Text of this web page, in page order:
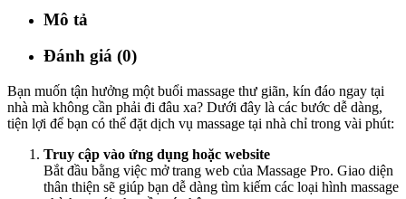
Mô tả
Đánh giá (0)
Bạn muốn tận hưởng một buổi massage thư giãn, kín đáo ngay tại
nhà mà không cần phải đi đâu xa? Dưới đây là các bước dễ dàng,
tiện lợi để bạn có thể đặt dịch vụ massage tại nhà chỉ trong vài phút:
Truy cập vào ứng dụng hoặc website
Bắt đầu bằng việc mở trang web của Massage Pro. Giao diện
thân thiện sẽ giúp bạn dễ dàng tìm kiếm các loại hình massage